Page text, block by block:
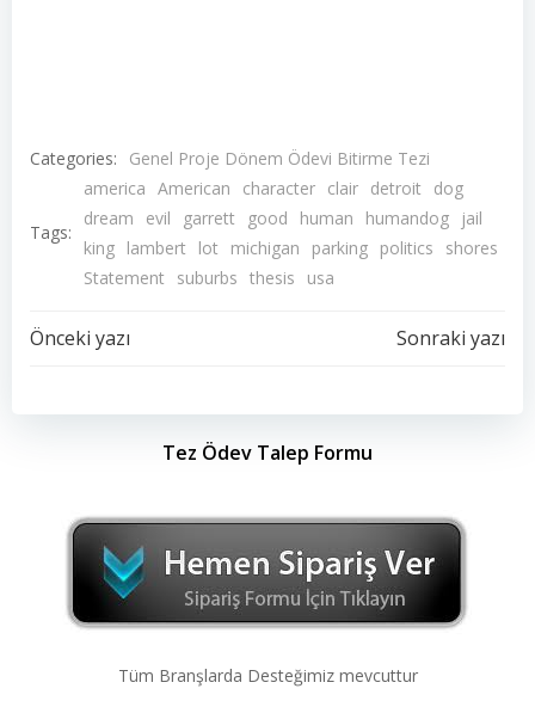
Categories: Genel Proje Dönem Ödevi Bitirme Tezi
Tags:
america American character clair detroit
dog
dream
evil garrett good human humandog
jail
king lambert lot michigan parking politics
shores
Statement
suburbs thesis usa
Yazı
dolaşımı
Önceki yazı
dolaşımı
Sonraki yazı
Tez Ödev Talep Formu
Tüm Branşlarda Desteğimiz mevcuttur